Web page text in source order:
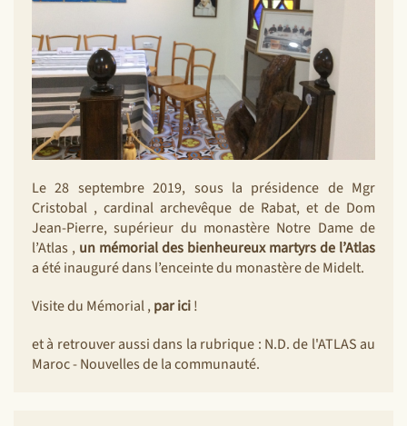
Le 28 septembre 2019, sous la présidence de Mgr
Cristobal , cardinal archevêque de Rabat, et de Dom
Jean-Pierre, supérieur du monastère Notre Dame de
l’Atlas , un mémorial des bienheureux martyrs de l’Atlas
a été inauguré dans l’enceinte du monastère de Midelt.
Visite du Mémorial ,par ici!
et à retrouver aussi dans la rubrique : N.D. de l'ATLAS au
Maroc - Nouvelles de la communauté.